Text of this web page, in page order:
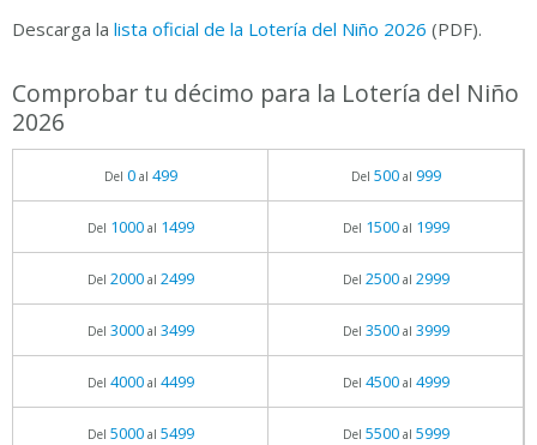
Descarga la lista oficial de la Lotería del Niño 2026 (PDF).
Comprobar tu décimo para la Lotería del Niño
2026
Del 0al 499 Del 500al 999
Del 1000al 1499 Del 1500al 1999
Del 2000al 2499 Del 2500al 2999
Del 3000al 3499 Del 3500al 3999
Del 4000al 4499 Del 4500al 4999
Del 5000al 5499 Del 5500al 5999